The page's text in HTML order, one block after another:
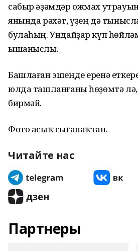
сабыр әҙәмдәр ожмах
янында рәхәт, үҙең дә
булаһың. Ундайҙар күп
ышаныслы.
Башлаған эшеңде еренә
юлда ташланғаны һөҙөмтә
бирмәй.
Фото асыҡ сығанаҡтан.
Читайте нас
Партнеры